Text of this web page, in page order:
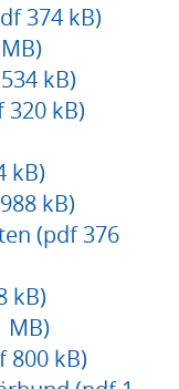
374 kB)
kB)
kB)
kB)
kB)
(pdf 376
kB)
MB)
800 kB)